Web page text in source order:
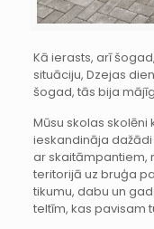
Kā ierasts, arī
situāciju, Dzejas
šogad, tās bija
Mūsu skolas
ieskandināja
ar skaitāmpantiem,
teritorijā uz bruģa
tikumu, dabu un
teltīm, kas pavisam